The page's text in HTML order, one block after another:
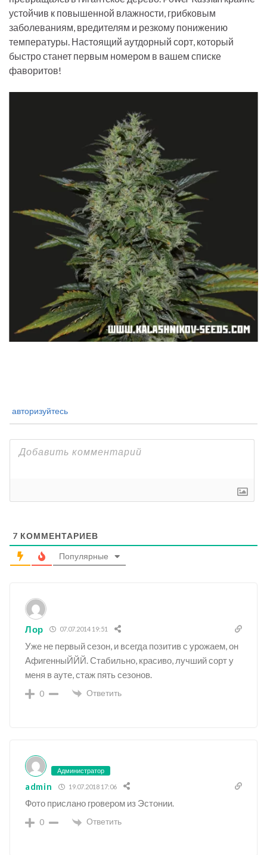
устойчив к повышенной влажности, грибковым
заболеваниям, вредителям и резкому понижению
температуры. Настоящий аутдорный сорт, который
быстро станет первым номером в вашем списке
фаворитов!
авторизуйтесь
7 КОММЕНТАРИЕВ
Популярные
Лор 07.07.2014 19:51
Уже не первый сезон, и всегда позитив с урожаем, он
АфигенныЙЙЙ. Стабильно, красиво, лучший сорт у
меня в ауте, стаж пять сезонов.
0 Ответить
Администратор
admin 19.07.2018 17:06
Фото прислано гровером из Эстонии.
0 Ответить